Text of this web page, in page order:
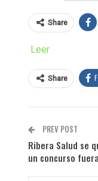
Share
Leer
Share
PREV POST
Ribera Salud se
un concurso